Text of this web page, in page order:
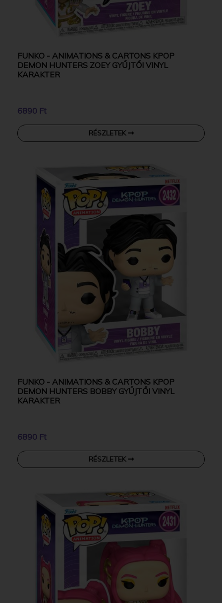
FUNKO - ANIMATIONS & CARTONS KPOP
DEMON HUNTERS ZOEY GYŰJTŐI VINYL
KARAKTER
6890 Ft
RÉSZLETEK
FUNKO - ANIMATIONS & CARTONS KPOP
DEMON HUNTERS BOBBY GYŰJTŐI VINYL
KARAKTER
6890 Ft
RÉSZLETEK